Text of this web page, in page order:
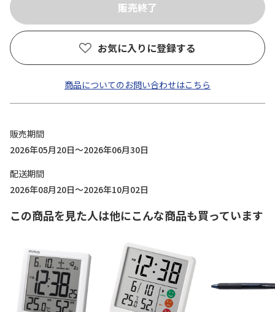
お気に入りに登録する
商品についてのお問い合わせはこちら
販売期間
2026年05月20日～2026年06月30日
配送期間
2026年08月20日～2026年10月02日
この商品を見た人は他にこんな商品も買っています